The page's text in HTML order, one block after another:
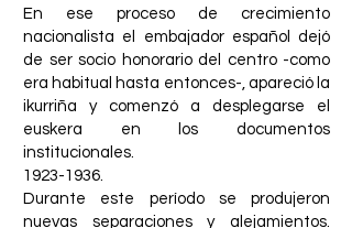
En ese proceso de crecimiento
nacionalista el embajador español dejó
de ser socio honorario del centro -como
era habitual hasta entonces-, apareció la
ikurriña y comenzó a desplegarse el
euskera en los documentos
institucionales.
1923-1936.
Durante este período se produjeron
nuevas separaciones y alejamientos.